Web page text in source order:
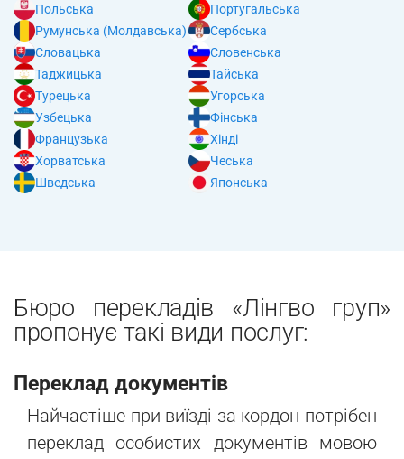
Польська
Португальська
Румунська (Молдавська)
Сербська
Словацька
Словенська
Таджицька
Тайська
Турецька
Угорська
Узбецька
Фінська
Французька
Хінді
Хорватська
Чеська
Шведська
Японська
Бюро перекладів «Лінгво груп»
пропонує такі види послуг:
Переклад документів
Найчастіше при виїзді за кордон потрібен
переклад особистих документів мовою